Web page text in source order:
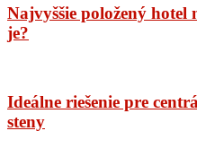
Najvyššie položený hotel
je?
Ideálne riešenie pre
steny